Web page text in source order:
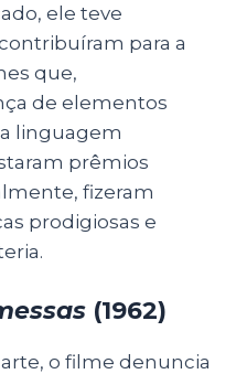
ele teve
para a
que,
de elementos
linguagem
prêmios
fizeram
prodigiosas e
(1962)
o filme denuncia